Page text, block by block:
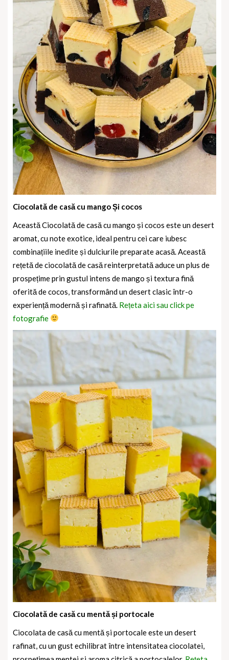
Ciocolată de casă cu mango Și cocos
Această Ciocolată de casă cu mango și cocos este un desert
aromat, cu note exotice, ideal pentru cei care iubesc
combinațiile inedite și dulciurile preparate acasă. Această
rețetă de ciocolată de casă reinterpretată aduce un plus de
prospețime prin gustul intens de mango și textura fină
oferită de cocos, transformând un desert clasic într-o
experiență modernă și rafinată. Rețeta aici sau click pe
fotografie
Ciocolată de casă cu mentă și portocale
Ciocolata de casă cu mentă și portocale este un desert
rafinat, cu un gust echilibrat între intensitatea ciocolatei,